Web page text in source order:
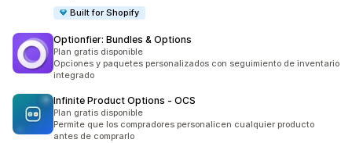
Built for Shopify
Optionfier: Bundles & Options
Plan gratis disponible
Opciones y paquetes personalizados con seguimiento de inventario
integrado
Infinite Product Options ‑ OCS
Plan gratis disponible
Permite que los compradores personalicen cualquier producto
antes de comprarlo